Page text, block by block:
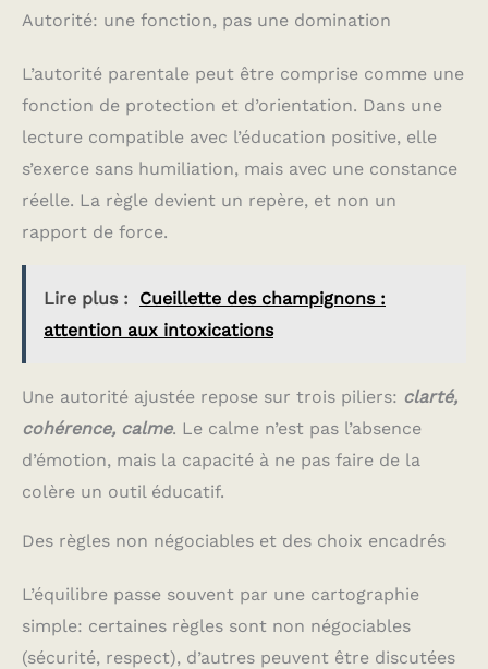
Autorité: une fonction, pas une domination
L’autorité parentale peut être comprise comme une
fonction de protection et d’orientation. Dans une
lecture compatible avec l’éducation positive, elle
s’exerce sans humiliation, mais avec une constance
réelle. La règle devient un repère, et non un
rapport de force.
Lire plus :
Cueillette des champignons :
attention aux intoxications
Une autorité ajustée repose sur trois piliers: clarté,
cohérence, calme. Le calme n’est pas l’absence
d’émotion, mais la capacité à ne pas faire de la
colère un outil éducatif.
Des règles non négociables et des choix encadrés
L’équilibre passe souvent par une cartographie
simple: certaines règles sont non négociables
(sécurité, respect), d’autres peuvent être discutées